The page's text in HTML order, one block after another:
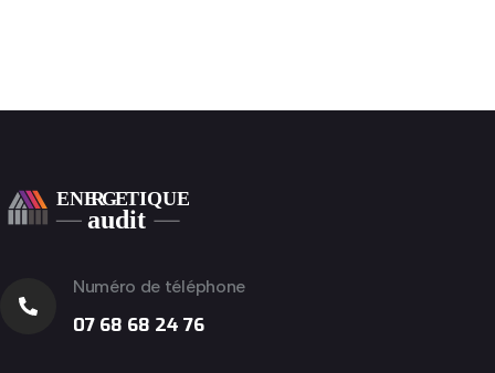
Numéro de téléphone
07 68 68 24 76